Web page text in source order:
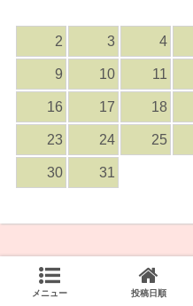
2 3 4
9 10 11
16 17 18
23 24 25
30 31
メニュー 投稿日順